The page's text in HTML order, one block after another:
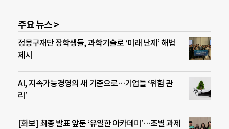
주요 뉴스 >
정몽구재단 장학생들, 과학기술로 ‘미래 난제’ 해법
제시
AI, 지속가능경영의 새 기준으로…기업들 ‘위험 관
리’
[화보] 최종 발표 앞둔 ‘유일한 아카데미’…조별 과제